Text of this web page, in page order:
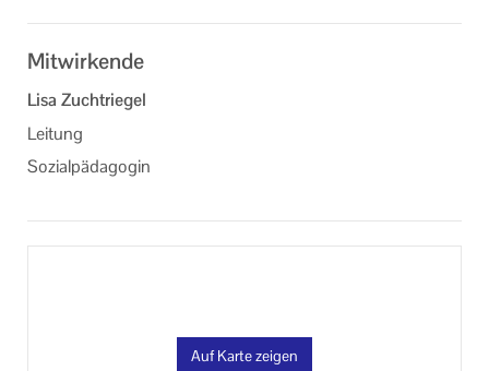
Mitwirkende
Lisa Zuchtriegel
Leitung
Sozialpädagogin
Auf Karte zeigen